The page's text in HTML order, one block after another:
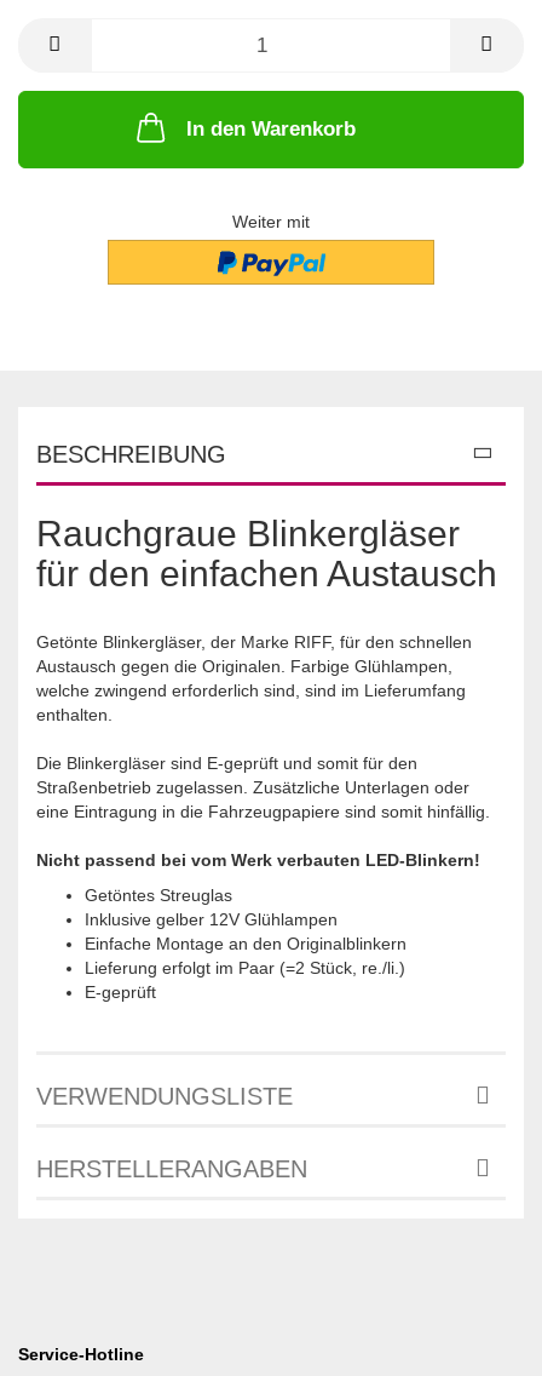
In den Warenkorb
Weiter mit
BESCHREIBUNG
Rauchgraue Blinkergläser
für den einfachen Austausch
Getönte Blinkergläser, der Marke RIFF, für den schnellen
Austausch gegen die Originalen. Farbige Glühlampen,
welche zwingend erforderlich sind, sind im Lieferumfang
enthalten.
Die Blinkergläser sind E-geprüft und somit für den
Straßenbetrieb zugelassen. Zusätzliche Unterlagen oder
eine Eintragung in die Fahrzeugpapiere sind somit hinfällig.
Nicht passend bei vom Werk verbauten LED-Blinkern!
Getöntes Streuglas
Inklusive gelber 12V Glühlampen
Einfache Montage an den Originalblinkern
Lieferung erfolgt im Paar (=2 Stück, re./li.)
E-geprüft
VERWENDUNGSLISTE
HERSTELLERANGABEN
Service-Hotline